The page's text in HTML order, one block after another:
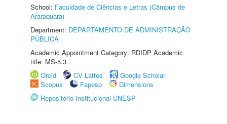
School: Faculdade de Ciências e Letras (Câmpus de
Araraquara)
Department: DEPARTAMENTO DE ADMINISTRAÇÃO
PÚBLICA
Academic Appointment Category: RDIDP Academic
title: MS-5.3
Orcid
CV Lattes
Google Scholar
Scopus
Fapesp
Dimensions
Repositório Institucional UNESP